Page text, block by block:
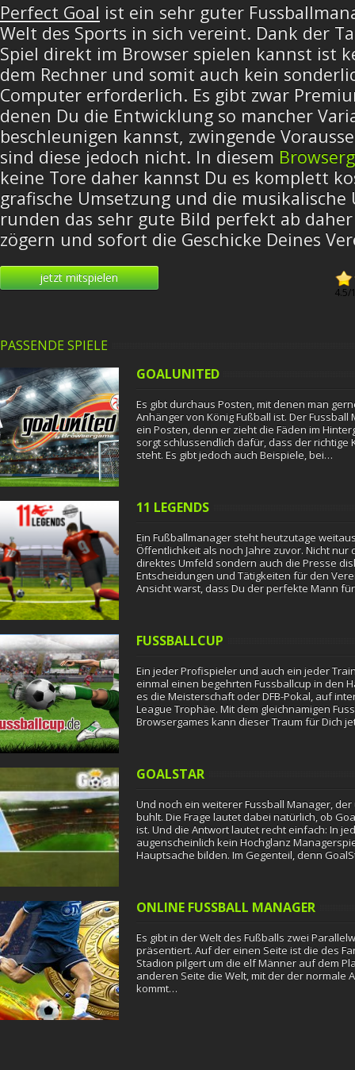
Perfect Goal ist ein sehr guter
Welt des Sports in sich vereint. Dank der
Spiel direkt im Browser spielen kannst ist
dem Rechner und somit auch kein
Computer erforderlich. Es gibt zwar
denen Du die Entwicklung so mancher
beschleunigen kannst, zwingende
sind diese jedoch nicht. In diesem
keine Tore daher kannst Du es komplett
grafische Umsetzung und die
runden das sehr gute Bild perfekt ab
zögern und sofort die Geschicke Deines
jetzt mitspielen
4.5/
PASSENDE SPIELE
GOALUNITED
Es gibt durchaus Posten, mit denen man
Anhänger von König Fußball ist. Der
ein Posten, denn er zieht die Fäden im
sorgt schlussendlich dafür, dass der richtige
steht. Es gibt jedoch auch Beispiele, bei…
11 LEGENDS
Ein Fußballmanager steht heutzutage
Öffentlichkeit als noch Jahre zuvor. Nicht nur
direktes Umfeld sondern auch die Presse
Entscheidungen und Tätigkeiten für den
Ansicht warst, dass Du der perfekte Mann
FUSSBALLCUP
Ein jeder Profispieler und auch ein jeder
einmal einen begehrten Fussballcup in den
es die Meisterschaft oder DFB-Pokal, auf
League Trophäe. Mit dem gleichnamigen
Browsergames kann dieser Traum für Dich
GOALSTAR
Und noch ein weiterer Fussball Manager,
buhlt. Die Frage lautet dabei natürlich, ob
ist. Und die Antwort lautet recht einfach: In
augenscheinlich kein Hochglanz
Hauptsache bilden. Im Gegenteil, denn
ONLINE FUSSBALL MANAGER
Es gibt in der Welt des Fußballs zwei
präsentiert. Auf der einen Seite ist die des
Stadion pilgert um die elf Männer auf dem
anderen Seite die Welt, mit der der normale
kommt…